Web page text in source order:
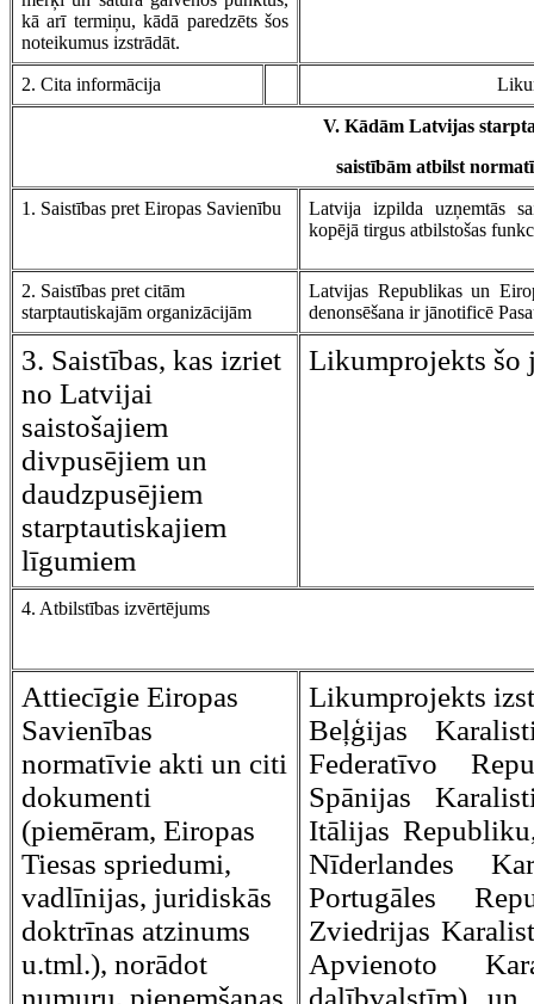
kā arī termiņu, kādā paredzēts šos
noteikumus izstrādāt.
2. Cita informācija
V. Kādām Latvijas
saistībām atbilst
1. Saistības pret Eiropas Savienību
Latvija izpilda uzņemtās
kopējā tirgus atbilstošas
2. Saistības pret citām
starptautiskajām organizācijām
Latvijas Republikas un
denonsēšana ir jānotificē
3. Saistības, kas izriet
no Latvijai
saistošajiem
divpusējiem un
daudzpusējiem
starptautiskajiem
līgumiem
Likumprojekts šo
4. Atbilstības izvērtējums
Attiecīgie Eiropas
Savienības
normatīvie akti un citi
dokumenti
(piemēram, Eiropas
Tiesas spriedumi,
vadlīnijas, juridiskās
doktrīnas atzinums
u.tml.), norādot
numuru, pieņemšanas
Likumprojekts
Beļģijas
Federatīvo
Spānijas
Itālijas
Nīderlandes
Portugāles
Zviedrijas
Apvienoto
dalībvalstīm) un